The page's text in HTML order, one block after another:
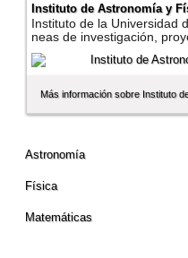
Instituto de Astronomí­a y
Instituto de la Universidad
neas de investigación,
Más información sobre Instituto
Astronomí­a
Fí­sica
Matemáticas